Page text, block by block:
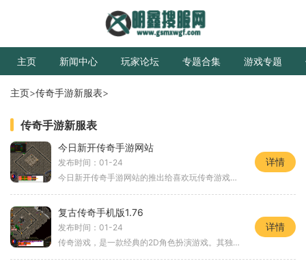
主页 新闻中心 玩家论坛 专题合集 游戏专题
主页>传奇手游新服表>
传奇手游新服表
今日新开传奇手游网站
发布时间：01-24
今日新开传奇手游网站的推出给喜欢玩传奇游戏的玩家们带来了一场全新的冒险之旅。这款传奇手游以其经典的游戏玩法和创新的特色，吸引了无数玩家的关注和热爱。我们来看看这款
详情
复古传奇手机版1.76
发布时间：01-24
传奇游戏，是一款经典的2D角色扮演游戏。其独特的玩法和万人在线的特点使得它成为了无数玩家心中的经典。而如今推出的复古传奇手机版1.76，更是让玩家能够随时随地享受到这款经
详情